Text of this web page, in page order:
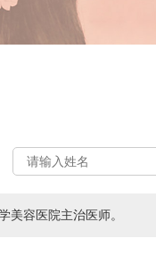
容医院主治医师。